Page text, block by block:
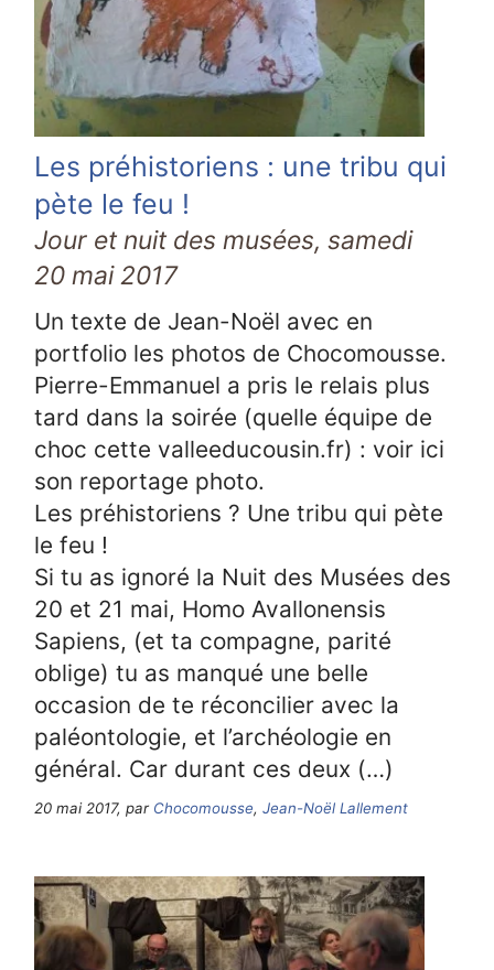
Les préhistoriens : une tribu qui
pète le feu !
Jour et nuit des musées, samedi
20 mai 2017
Un texte de Jean-Noël avec en
portfolio les photos de Chocomousse.
Pierre-Emmanuel a pris le relais plus
tard dans la soirée (quelle équipe de
choc cette valleeducousin.fr) : voir ici
son reportage photo.
Les préhistoriens ? Une tribu qui pète
le feu !
Si tu as ignoré la Nuit des Musées des
20 et 21 mai, Homo Avallonensis
Sapiens, (et ta compagne, parité
oblige) tu as manqué une belle
occasion de te réconcilier avec la
paléontologie, et l’archéologie en
général. Car durant ces deux (…)
20 mai 2017, par Chocomousse,Jean-Noël Lallement